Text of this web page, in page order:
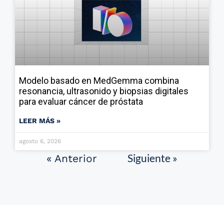
Modelo basado en MedGemma combina
resonancia, ultrasonido y biopsias digitales
para evaluar cáncer de próstata
LEER MÁS »
agosto 6, 2026
« Anterior Siguiente »